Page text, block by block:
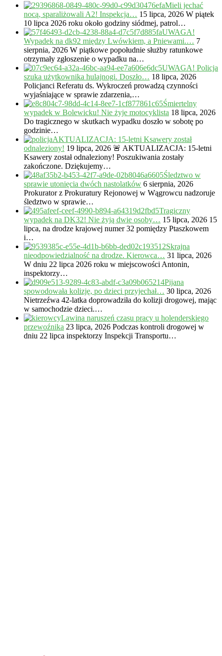
Mieli jechać
nocą, sparaliżowali A2! Inspekcja… 15 lipca, 2026 W piątek
10 lipca 2026 roku około godziny siódmej, patrol…
UWAGA!
Wypadek na dk92 między Lwówkiem, a Pniewami.… 7
sierpnia, 2026 W piątkowe popołudnie służby ratunkowe
otrzymały zgłoszenie o wypadku na…
UWAGA! Policja
szuka użytkownika hulajnogi. Doszło… 18 lipca, 2026
Policjanci Referatu ds. Wykroczeń prowadzą czynności
wyjaśniające w sprawie zdarzenia,…
Śmiertelny
wypadek w Bolewicku! Nie żyje motocyklista 18 lipca, 2026
Do tragicznego w skutkach wypadku doszło w sobotę po
godzinie…
AKTUALIZACJA: 15-letni Ksawery został
odnaleziony! 19 lipca, 2026 🚨 AKTUALIZACJA: 15-letni
Ksawery został odnaleziony! Poszukiwania zostały
zakończone. Dziękujemy…
Śledztwo w
sprawie utonięcia dwóch nastolatków 6 sierpnia, 2026
Prokurator z Prokuratury Rejonowej w Wągrowcu nadzoruje
śledztwo w sprawie…
Tragiczny
wypadek na DK32! Nie żyją dwie osoby… 15 lipca, 2026 15
lipca, na drodze krajowej numer 32 pomiędzy Ptaszkowem
i…
Skrajna
nieodpowiedzialność na drodze. Kierowca… 31 lipca, 2026
W dniu 22 lipca 2026 roku w miejscowości Antonin,
inspektorzy…
Pijana
spowodowała kolizję, po dzieci przyjechał… 30 lipca, 2026
Nietrzeźwa 42-latka doprowadziła do kolizji drogowej, mając
w samochodzie dzieci.…
Lawina naruszeń czasu pracy u holenderskiego
przewoźnika 23 lipca, 2026 Podczas kontroli drogowej w
dniu 22 lipca inspektorzy Inspekcji Transportu…